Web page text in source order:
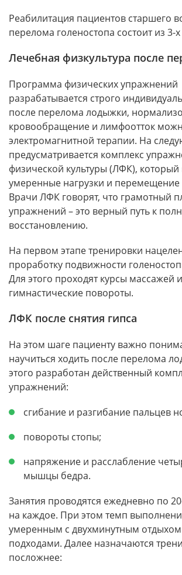
Реабилитация пациентов старшего
перелома голеностопа состоит из 3-х
Лечебная физкультура после
Программа физических упражнений
разрабатывается строго
после перелома лодыжки,
кровообращение и лимфоотток
электромагнитной терапии. На
предусматривается комплекс
физической культуры (ЛФК), который
умеренные нагрузки и перемещение
Врачи ЛФК говорят, что грамотный
упражнений – это верный путь к
восстановлению.
На первом этапе тренировки
проработку подвижности
Для этого проходят курсы массажей
гимнастические повороты.
ЛФК после снятия гипса
На этом шаге пациенту важно
научиться ходить после перелома
этого разработан действенный
упражнений:
сгибание и разгибание пальцев
повороты стопы;
напряжение и расслабление
мышцы бедра.
Занятия проводятся ежедневно по
на каждое. При этом темп
умеренным с двухминутным
подходами. Далее назначаются
посложнее: